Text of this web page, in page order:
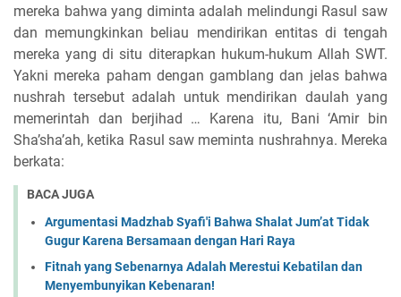
mereka bahwa yang diminta adalah melindungi Rasul saw
dan memungkinkan beliau mendirikan entitas di tengah
mereka yang di situ diterapkan hukum-hukum Allah SWT.
Yakni mereka paham dengan gamblang dan jelas bahwa
nushrah tersebut adalah untuk mendirikan daulah yang
memerintah dan berjihad … Karena itu, Bani ‘Amir bin
Sha’sha’ah, ketika Rasul saw meminta nushrahnya. Mereka
berkata:
BACA JUGA
Argumentasi Madzhab Syafi'i Bahwa Shalat Jum’at Tidak
Gugur Karena Bersamaan dengan Hari Raya
Fitnah yang Sebenarnya Adalah Merestui Kebatilan dan
Menyembunyikan Kebenaran!